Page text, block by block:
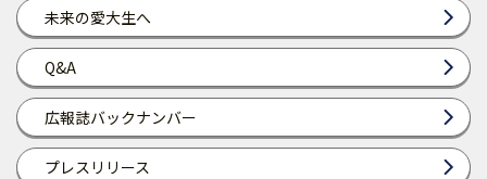
未来の愛大生へ
Q&A
広報誌バックナンバー
プレスリリース